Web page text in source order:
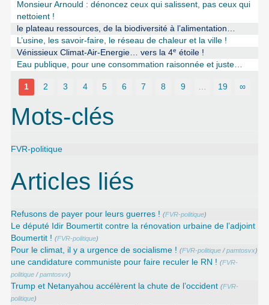
Monsieur Arnould : dénoncez ceux qui salissent, pas ceux qui
nettoient !
le plateau ressources, de la biodiversité à l’alimentation…
L’usine, les savoir-faire, le réseau de chaleur et la ville !
Vénissieux Climat-Air-Energie… vers la 4e étoile !
Eau publique, pour une consommation raisonnée et juste…
1 2 3 4 5 6 7 8 9 19 ∞
Mots-clés
FVR-politique
Articles liés
Refusons de payer pour leurs guerres ! (FVR-politique)
Le député Idir Boumertit contre la rénovation urbaine de l’adjoint
Boumertit ! (FVR-politique)
Pour le climat, il y a urgence de socialisme ! (FVR-politique/pamtosvx)
une candidature communiste pour faire reculer le RN ! (FVR-
politique/pamtosvx)
Trump et Netanyahou accélèrent la chute de l’occident (FVR-
politique)